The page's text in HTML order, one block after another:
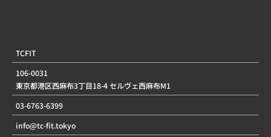
TCFIT
106-0031
東京都港区西麻布3丁目18-4 セルヴェ西麻布M1
03-6763-6399
info@tc-fit.tokyo